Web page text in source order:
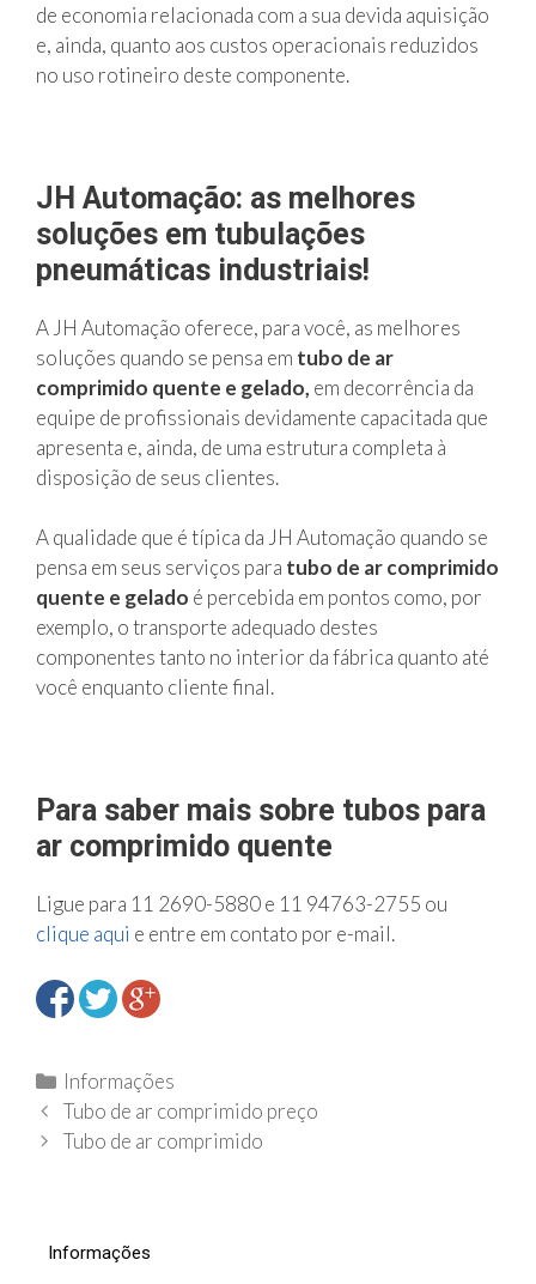
de economia relacionada com a sua devida aquisição
e, ainda, quanto aos custos operacionais reduzidos
no uso rotineiro deste componente.
JH Automação: as melhores
soluções em tubulações
pneumáticas industriais!
A JH Automação oferece, para você, as melhores
soluções quando se pensa em tubo de ar
comprimido quente e gelado, em decorrência da
equipe de profissionais devidamente capacitada que
apresenta e, ainda, de uma estrutura completa à
disposição de seus clientes.
A qualidade que é típica da JH Automação quando se
pensa em seus serviços para tubo de ar comprimido
quente e gelado é percebida em pontos como, por
exemplo, o transporte adequado destes
componentes tanto no interior da fábrica quanto até
você enquanto cliente final.
Para saber mais sobre tubos para
ar comprimido quente
Ligue para 11 2690-5880 e 11 94763-2755 ou
clique aqui e entre em contato por e-mail.
C
a
t
r
Informações
N
a
Tubo de ar comprimido preço
Tubo de ar comprimido
Informações